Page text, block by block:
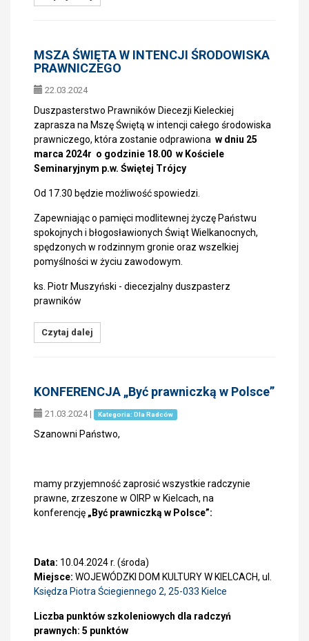
MSZA ŚWIĘTA W INTENCJI ŚRODOWISKA
PRAWNICZEGO
22.03.2024
Duszpasterstwo Prawników Diecezji Kieleckiej
zaprasza na Mszę Świętą w intencji całego środowiska
prawniczego, która zostanie odprawiona w dniu 25
marca 2024r o godzinie 18.00 w Kościele
Seminaryjnym p.w. Świętej Trójcy
Od 17.30 będzie możliwość spowiedzi.
Zapewniając o pamięci modlitewnej życzę Państwu
spokojnych i błogosławionych Świąt Wielkanocnych,
spędzonych w rodzinnym gronie oraz wszelkiej
pomyślności w życiu zawodowym.
ks. Piotr Muszyński - diecezjalny duszpasterz
prawników
Czytaj dalej
KONFERENCJA „Być prawniczką w Polsce”
21.03.2024 | Kategoria: Dla Radców
Szanowni Państwo,
mamy przyjemność zaprosić wszystkie radczynie
prawne, zrzeszone w OIRP w Kielcach, na
konferencję „Być prawniczką w Polsce”:
Data: 10.04.2024 r. (środa)
Miejsce: WOJEWÓDZKI DOM KULTURY W KIELCACH, ul.
Księdza Piotra Ściegiennego 2, 25-033 Kielce
Liczba punktów szkoleniowych dla radczyń
prawnych: 5 punktów